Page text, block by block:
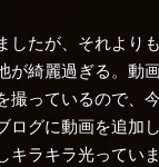
したが、それより
が綺麗過ぎる。動
撮っているので、
ログに動画を追加
キラキラ光ってい